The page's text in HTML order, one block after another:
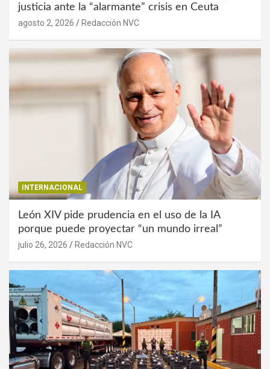
justicia ante la “alarmante” crisis en Ceuta
agosto 2, 2026 Redacción NVC
INTERNACIONAL
León XIV pide prudencia en el uso de la IA
porque puede proyectar “un mundo irreal”
julio 26, 2026 Redacción NVC